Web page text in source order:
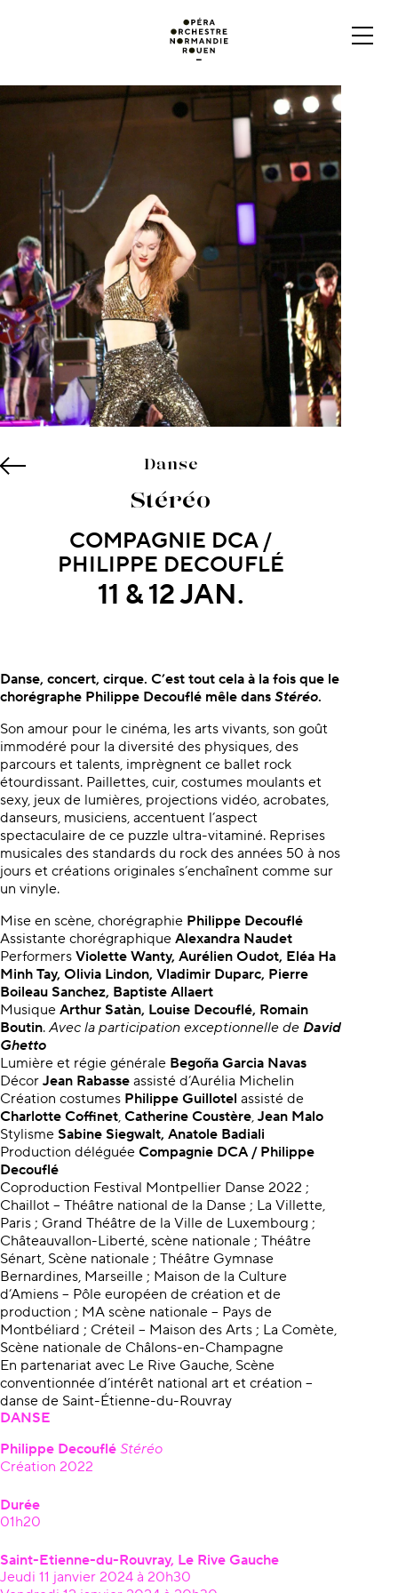
Danse
Stéréo
COMPAGNIE DCA /
PHILIPPE DECOUFLÉ
11 & 12 JAN.
À propos du concert
Danse, concert, cirque. C’est tout cela à la fois que le
chorégraphe Philippe Decouflé mêle dans Stéréo.
Son amour pour le cinéma, les arts vivants, son goût
immodéré pour la diversité des physiques, des
parcours et talents, imprègnent ce ballet rock
étourdissant. Paillettes, cuir, costumes moulants et
sexy, jeux de lumières, projections vidéo, acrobates,
danseurs, musiciens, accentuent l’aspect
spectaculaire de ce puzzle ultra-vitaminé. Reprises
musicales des standards du rock des années 50 à nos
jours et créations originales s’enchaînent comme sur
un vinyle.
Mise en scène, chorégraphie Philippe Decouflé
Assistante chorégraphique Alexandra Naudet
Performers Violette Wanty, Aurélien Oudot, Eléa Ha
Minh Tay, Olivia Lindon, Vladimir Duparc, Pierre
Boileau Sanchez, Baptiste Allaert
Musique Arthur Satàn, Louise Decouflé, Romain
Boutin. Avec la participation exceptionnelle de David
Ghetto
Lumière et régie générale Begoña Garcia Navas
Décor Jean Rabasse assisté d’Aurélia Michelin
Création costumes Philippe Guillotel assisté de
Charlotte Coffinet, Catherine Coustère, Jean Malo
Stylisme Sabine Siegwalt, Anatole Badiali
Production déléguée Compagnie DCA / Philippe
Decouflé
Coproduction Festival Montpellier Danse 2022 ;
Chaillot – Théâtre national de la Danse ; La Villette,
Paris ; Grand Théâtre de la Ville de Luxembourg ;
Châteauvallon-Liberté, scène nationale ; Théâtre
Sénart, Scène nationale ; Théâtre Gymnase
Bernardines, Marseille ; Maison de la Culture
d’Amiens – Pôle européen de création et de
production ; MA scène nationale – Pays de
Montbéliard ; Créteil – Maison des Arts ; La Comète,
Scène nationale de Châlons-en-Champagne
En partenariat avec Le Rive Gauche, Scène
conventionnée d’intérêt national art et création –
danse de Saint-Étienne-du-Rouvray
DANSE
Philippe Decouflé Stéréo
Création 2022
Durée
01h20
Saint-Etienne-du-Rouvray, Le Rive Gauche
Jeudi 11 janvier 2024 à 20h30